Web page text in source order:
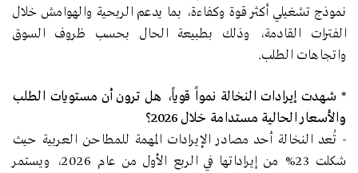
نموذج تشغيلي أكثر قوة وكفاءة، بما يدعم الربحية والهوامش خلال
الفترات القادمة، وذلك بطبيعة الحال بحسب ظروف السوق
واتجاهات الطلب.
* شهدت إيرادات النخالة نمواً قوياً، هل ترون أن مستويات الطلب
والأسعار الحالية مستدامة خلال 2026؟
-تُعد النخالة أحد مصادر الإيرادات المهمة للمطاحن العربية حيث
شكلت 23% من إيراداتها في الربع الأول من عام 2026، ويستمر